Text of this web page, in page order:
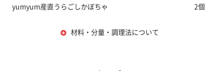
yumyum産直うらごしかぼちゃ 2個
材料・分量・調理法について